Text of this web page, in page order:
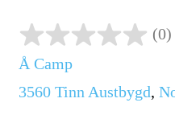
(0)
Å Camp
3560 Tinn Austbygd,